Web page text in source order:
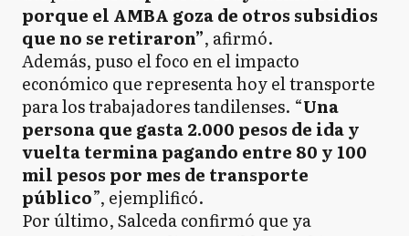
porque el AMBA goza de otros subsidios
que no se retiraron”, afirmó.
Además, puso el foco en el impacto
económico que representa hoy el transporte
para los trabajadores tandilenses. “Una
persona que gasta 2.000 pesos de ida y
vuelta termina pagando entre 80 y 100
mil pesos por mes de transporte
público”, ejemplificó.
Por último, Salceda confirmó que ya